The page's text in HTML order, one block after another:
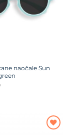
naočale Sun